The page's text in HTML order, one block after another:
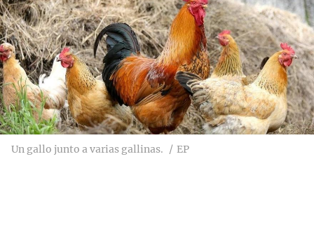
Un gallo junto a varias gallinas. EP